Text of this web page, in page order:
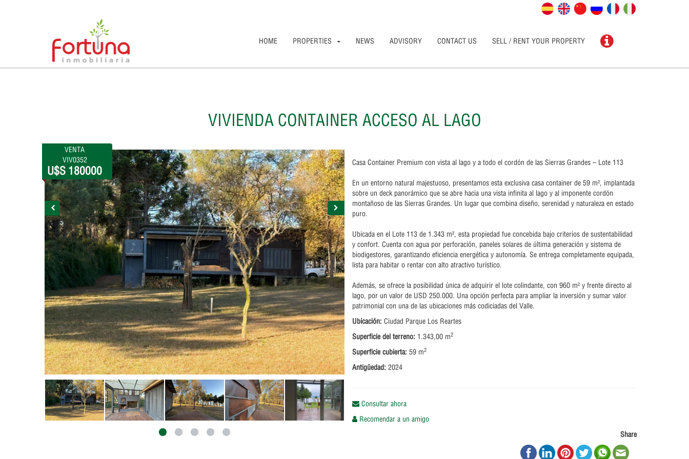
HOME PROPERTIES NEWS ADVISORY CONTACT US SELL / RENT YOUR PROPERTY
VIVIENDA CONTAINER ACCESO AL LAGO
VENTA
VIV0352
U$S 180000
Casa Container Premium con vista al lago y a todo el cordón de las Sierras Grandes – Lote 113
En un entorno natural majestuoso, presentamos esta exclusiva casa container de 59 m², implantada
sobre un deck panorámico que se abre hacia una vista infinita al lago y al imponente cordón
montañoso de las Sierras Grandes. Un lugar que combina diseño, serenidad y naturaleza en estado
puro.
Ubicada en el Lote 113 de 1.343 m², esta propiedad fue concebida bajo criterios de sustentabilidad
y confort. Cuenta con agua por perforación, paneles solares de última generación y sistema de
biodigestores, garantizando eficiencia energética y autonomía. Se entrega completamente equipada,
lista para habitar o rentar con alto atractivo turístico.
Además, se ofrece la posibilidad única de adquirir el lote colindante, con 960 m² y frente directo al
lago, por un valor de USD 250.000. Una opción perfecta para ampliar la inversión y sumar valor
patrimonial con una de las ubicaciones más codiciadas del Valle.
Ubicación: Ciudad Parque Los Reartes
Superficie del terreno: 1.343,00 m2
Superficie cubierta: 59 m2
Antigüedad: 2024
Consultar ahora
Recomendar a un amigo
Share